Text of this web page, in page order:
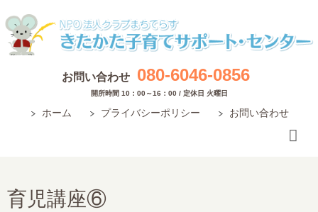
お問い合わせ 080-6046-0856
開所時間 10：00～16：00 / 定休日 火曜日
ホーム プライバシーポリシー お問い合わせ
育児講座⑥